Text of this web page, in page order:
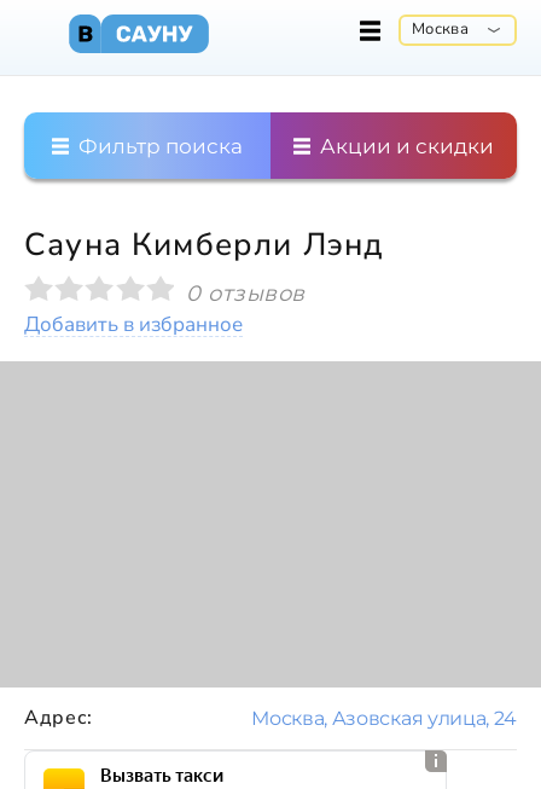
Москва
Фильтр поиска Акции и скидки
Сауна Кимберли Лэнд
0 отзывов
Добавить в избранное
Адрес: Москва, Азовская улица, 24
Вызвать такси